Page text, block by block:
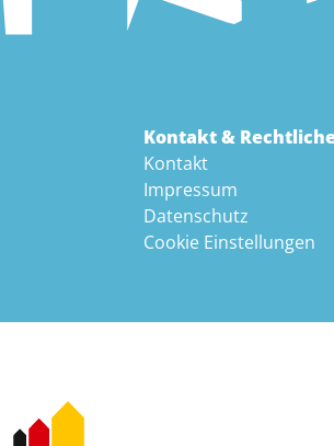
Kontakt &
Kontakt
Impressum
Datenschutz
Cookie Einstellungen